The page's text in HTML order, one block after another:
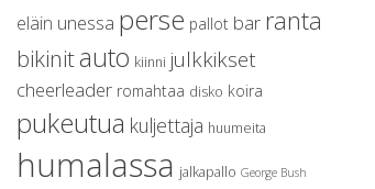
eläin unessa perse pallot bar ranta
bikinitauto kiinni julkkikset
cheerleader romahtaa disko koira
pukeutua kuljettaja huumeita
humalassa jalkapallo George Bush